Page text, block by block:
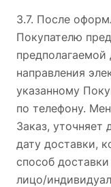
3.7. После
Покупателю
предполагаемой
направления
указанному
по телефону.
Заказ, уточняет
дату доставки,
способ
лицо/